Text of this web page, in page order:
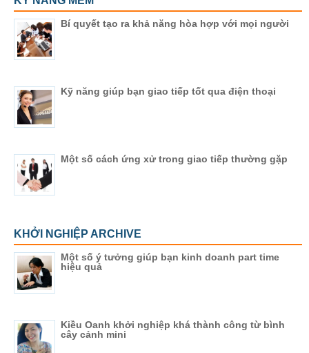
Bí quyết tạo ra khả năng hòa hợp với mọi người
Kỹ năng giúp bạn giao tiếp tốt qua điện thoại
Một số cách ứng xử trong giao tiếp thường gặp
KHỞI NGHIỆP ARCHIVE
Một số ý tưởng giúp bạn kinh doanh part time
hiệu quả
Kiều Oanh khởi nghiệp khá thành công từ bình
cây cảnh mini